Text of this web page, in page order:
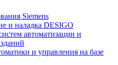
Siemens
и наладка DESIGO
автоматизации и
и управления на базе